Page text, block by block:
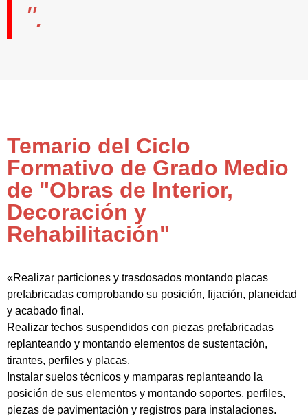
".
Temario del Ciclo
Formativo de Grado Medio
de "Obras de Interior,
Decoración y
Rehabilitación"
«Realizar particiones y trasdosados montando placas
prefabricadas comprobando su posición, fijación, planeidad
y acabado final.
Realizar techos suspendidos con piezas prefabricadas
replanteando y montando elementos de sustentación,
tirantes, perfiles y placas.
Instalar suelos técnicos y mamparas replanteando la
posición de sus elementos y montando soportes, perfiles,
piezas de pavimentación y registros para instalaciones.